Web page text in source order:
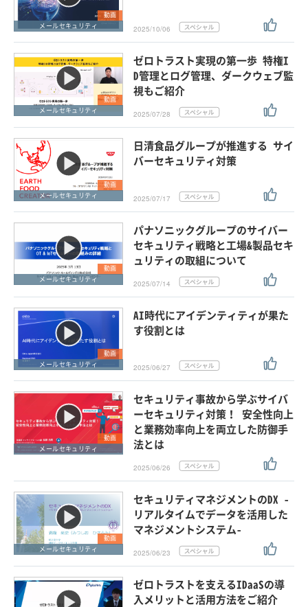
動画
メールセキュリティ
2025/10/06
動画
メールセキュリティ
ゼロトラスト実現の第一歩 特権I
D管理とログ管理、ダークウェブ監
視もご紹介
2025/07/28
動画
メールセキュリティ
日清食品グループが推進する サイ
バーセキュリティ対策
2025/07/17
動画
メールセキュリティ
パナソニックグループのサイバー
セキュリティ戦略と工場&製品セキ
ュリティの取組について
2025/07/14
動画
メールセキュリティ
AI時代にアイデンティティが果た
す役割とは
2025/06/27
動画
メールセキュリティ
セキュリティ事故から学ぶサイバ
ーセキュリティ対策！ 安全性向上
と業務効率向上を両立した防御手
法とは
2025/06/26
動画
メールセキュリティ
セキュリティマネジメントのDX -
リアルタイムでデータを活用した
マネジメントシステム-
2025/06/23
ゼロトラストを支えるIDaaSの導
入メリットと活用方法をご紹介